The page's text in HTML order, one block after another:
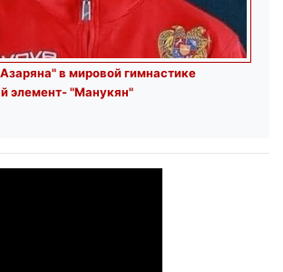
в мировой гимнастике
элемент- "Манукян"